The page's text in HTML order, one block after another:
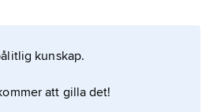
in vid skottlossningen
den rotation som
kunskap.
att gilla det!